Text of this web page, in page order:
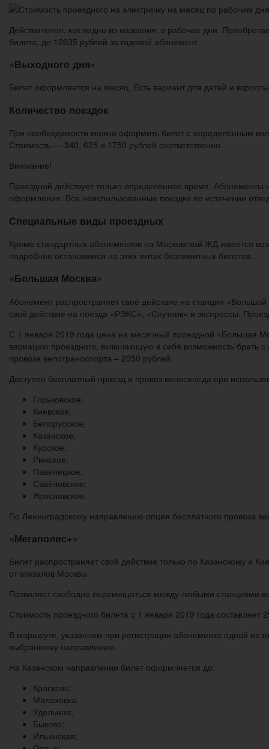
Действителен, как видно из названия, в рабочие дни.
билета, до 12635 рублей за годовой абонемент.
«Выходного дня»
Билет оформляется на месяц. Есть вариант для детей и
Количество поездок
При необходимости можно оформить билет с определённым
Стоимость — 340, 625 и 1750 рублей соответственно.
Внимание!
Проездной действует только определённое время.
оформления. Все неиспользованные поездки по истечении
Специальные виды проездных
Кроме стандартных абонементов на Московской ЖД имеется
подробнее остановимся на этих типах безлимитных билетов.
«Большая Москва»
Абонемент распространяет своё действие на станции
своё действие на поезда «РЭКС», «Спутник» и экспрессы.
С 1 января 2019 года цена на месячный проездной «Большая
вариацию проездного, включающую в себя возможность брать
провоза велотраноспорта – 2050 рублей.
Доступен бесплатный проезд и провоз велосипеда при
Горьковское;
Киевское;
Белорусское;
Казанское;
Курское;
Рижское;
Павелецкое;
Савёловское;
Ярославское.
По Ленинградскому направлению опция бесплатного провоза
«Мегаполис+»
Билет распространяет своё действие только по Казанскому и
от вокзалов Москвы.
Позволяет свободно перемещаться между любыми станциями
Стоимость проездного билета с 1 января 2019 года
В маршруте, указанном при регистрации абонемента одной из
выбранному направлению.
На Казанском направлении билет оформляется до:
Красково;
Малаховка;
Удельная;
Быково;
Ильинская;